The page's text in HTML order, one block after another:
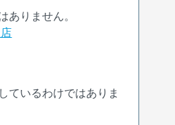
りません。
ているわけではありま